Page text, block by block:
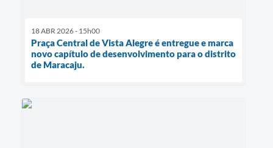
18 ABR 2026 - 15h00
Praça Central de Vista Alegre é entregue e marca
novo capítulo de desenvolvimento para o distrito
de Maracaju.